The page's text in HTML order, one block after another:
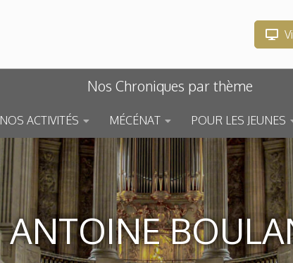
Nos Chroniques par thème
NOS ACTIVITÉS MÉCÉNAT POUR LES JEUNES
ANTOINE